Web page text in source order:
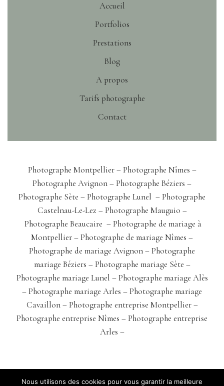
Accueil
Portfolios
Prestations
Blog
A propos
Tarifs photographe
Contact
Photographe Montpellier –Photographe Nîmes –
Photographe Avignon– Photographe Béziers –
Photographe Sète – Photographe Lunel –Photographe
Castelnau-Le-Lez – Photographe Mauguio –
Photographe Beaucaire –Photographe de mariage à
Montpellier–Photographe de mariage Nîmes –
Photographe de mariage Avignon–Photographe
mariage Béziers –Photographe mariage Sète –
Photographe mariage Lunel –Photographe mariage Alès
–Photographe mariage Arles –Photographe mariage
Cavaillon–Photographe entreprise Montpellier–
Photographe entreprise Nîmes –Photographe entreprise
Arles –
Nous utilisons des cookies pour vous garantir la meilleure